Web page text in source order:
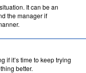
It can be an
the manager if
if it’s time to keep trying
better.